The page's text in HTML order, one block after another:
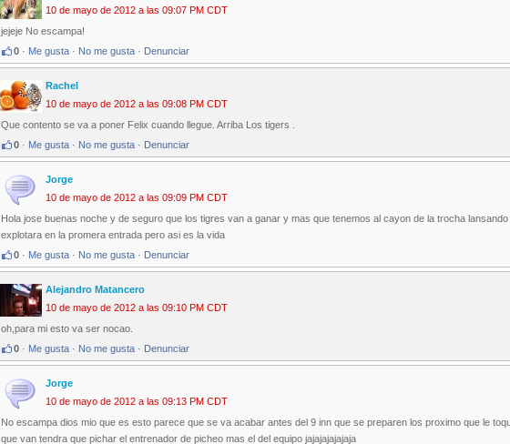
10 de mayo de 2012 a las 09:07 PM CDT
jejeje No escampa!
0 · Me gusta · No me gusta · Denunciar
Rachel
10 de mayo de 2012 a las 09:08 PM CDT
Que contento se va a poner Felix cuando llegue. Arriba Los tigers .
0 · Me gusta · No me gusta · Denunciar
Jorge
10 de mayo de 2012 a las 09:09 PM CDT
Hola jose buenas noche y de seguro que los tigres van a ganar y mas que tenemos al cayon de la trocha
explotara en la promera entrada pero asi es la vida
0 · Me gusta · No me gusta · Denunciar
Alejandro Matancero
10 de mayo de 2012 a las 09:10 PM CDT
oh,para mi esto va ser nocao.
0 · Me gusta · No me gusta · Denunciar
Jorge
10 de mayo de 2012 a las 09:13 PM CDT
No escampa dios mio que es esto parece que se va acabar antes del 9 inn que se preparen los proximo que le
que van tendra que pichar el entrenador de picheo mas el del equipo jajajajajajaja